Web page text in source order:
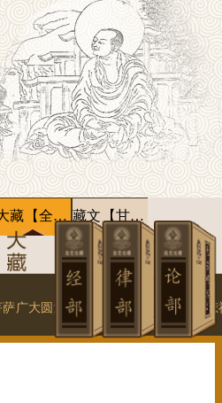
大藏【全咒】 藏文【甘珠尔】
广大圆满无碍大悲心陀罗尼经附大悲